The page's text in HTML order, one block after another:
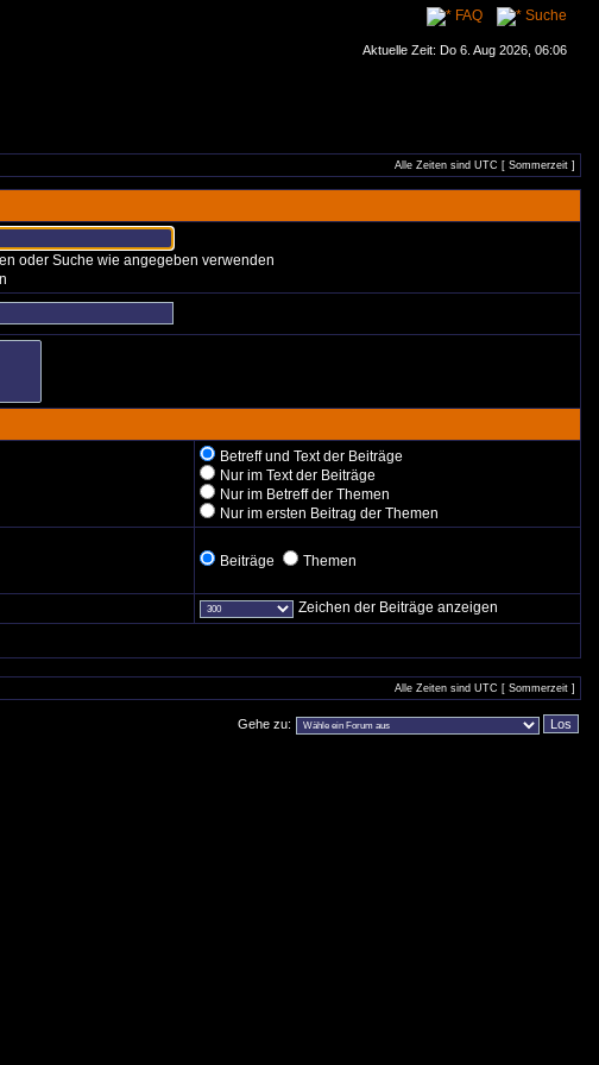
FAQ Suche
Aktuelle Zeit: Do 6. Aug 2026, 06:06
Alle Zeiten sind UTC [ Sommerzeit ]
oder Suche wie angegeben verwenden
Betreff und Text der Beiträge
Nur im Text der Beiträge
Nur im Betreff der Themen
Nur im ersten Beitrag der Themen
Beiträge Themen
Zeichen der Beiträge anzeigen
Alle Zeiten sind UTC [ Sommerzeit ]
Gehe zu: